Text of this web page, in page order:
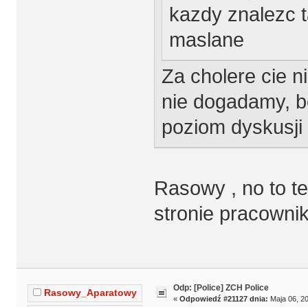
kazdy znalezc
maslane
Za cholere cie
nie dogadamy,
poziom dyskusji
Rasowy , no to
stronie
Rasowy_Aparatowy Odp: [Police] ZCH Police
« Odpowiedź #21127 dnia: Maja 06,